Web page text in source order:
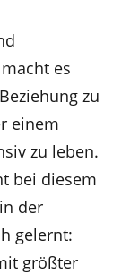
es
zu
einem
zu leben.
bei diesem
der
gelernt:
größter